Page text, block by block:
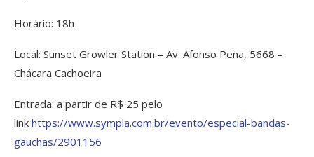
Horário: 18h
Local: Sunset Growler Station – Av. Afonso Pena, 5668 –
Chácara Cachoeira
Entrada: a partir de R$ 25 pelo
link https://www.sympla.com.br/evento/especial-bandas-
gauchas/2901156